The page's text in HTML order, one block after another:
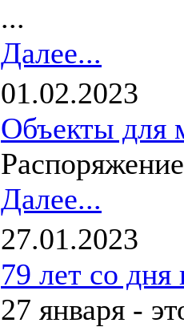
...
Далее...
01.02.2023
Объекты для
Далее...
27.01.2023
79 лет со
27 января -